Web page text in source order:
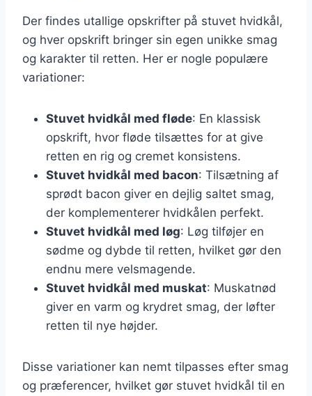
Der findes utallige opskrifter på stuvet hvidkål,
og hver opskrift bringer sin egen unikke smag
og karakter til retten. Her er nogle populære
variationer:
Stuvet hvidkål med fløde: En klassisk
opskrift, hvor fløde tilsættes for at give
retten en rig og cremet konsistens.
Stuvet hvidkål med bacon: Tilsætning af
sprødt bacon giver en dejlig saltet smag,
der komplementerer hvidkålen perfekt.
Stuvet hvidkål med løg: Løg tilføjer en
sødme og dybde til retten, hvilket gør den
endnu mere velsmagende.
Stuvet hvidkål med muskat: Muskatnød
giver en varm og krydret smag, der løfter
retten til nye højder.
Disse variationer kan nemt tilpasses efter smag
og præferencer, hvilket gør stuvet hvidkål til en